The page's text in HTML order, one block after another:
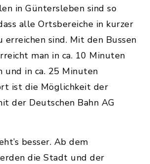
in Güntersleben sind so
alle Ortsbereiche in kurzer
erreichen sind. Mit den Bussen
man in ca. 10 Minuten
und in ca. 25 Minuten
ist die Möglichkeit der
der Deutschen Bahn AG
besser. Ab dem
die Stadt und der